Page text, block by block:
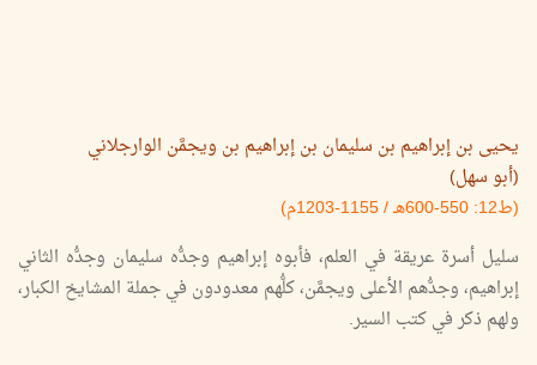
يحيى بن إبراهيم بن سليمان بن إبراهيم بن ويجمَّن الوارجلاني
(أبو سهل)
(ط12: 550-600هـ / 1155-1203م)
سليل أسرة عريقة في العلم، فأبوه إبراهيم وجدُّه سليمان وجدُّه الثاني
إبراهيم، وجدُّهم الأعلى ويجمَّن، كلُّهم معدودون في جملة المشايخ الكبار،
ولهم ذكر في كتب السير.